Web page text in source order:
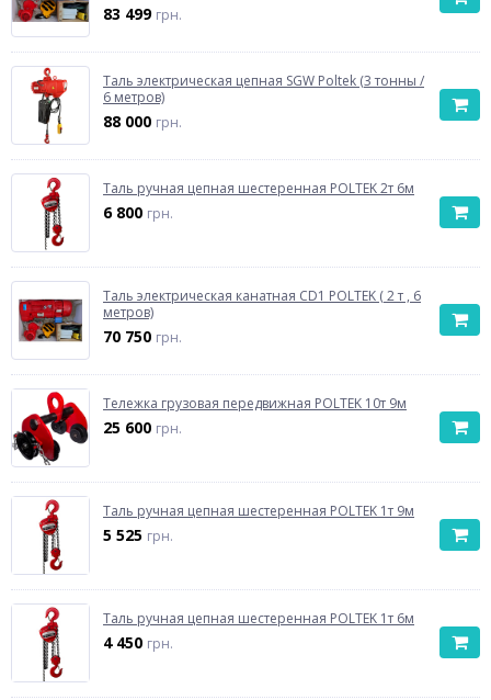
83 499 грн.
Таль электрическая цепная SGW Poltek (3 тонны /
6 метров)
88 000 грн.
Таль ручная цепная шестеренная POLTEK 2т 6м
6 800 грн.
Таль электрическая канатная CD1 POLTEK ( 2 т , 6
метров)
70 750 грн.
Тележка грузовая передвижная POLTEK 10т 9м
25 600 грн.
Таль ручная цепная шестеренная POLTEK 1т 9м
5 525 грн.
Таль ручная цепная шестеренная POLTEK 1т 6м
4 450 грн.